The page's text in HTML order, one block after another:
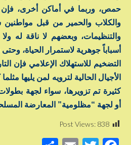
حمص، وربما في أماكن أخرى، فإن
والكلاب والحمير من قبل مواطنين
والتنظيمات، وبعضهم لا ناقة له
أسباباً جوهرية لاستمرار الحياة،
التضخيم للاستهلاك الإعلامي فإن
الأجيال الحالية لترويه لمن يليها
كثيرة تم تزويرها، سواء لجهة
أو لجهة “مظلومية” المعارضة
Post Views: 838